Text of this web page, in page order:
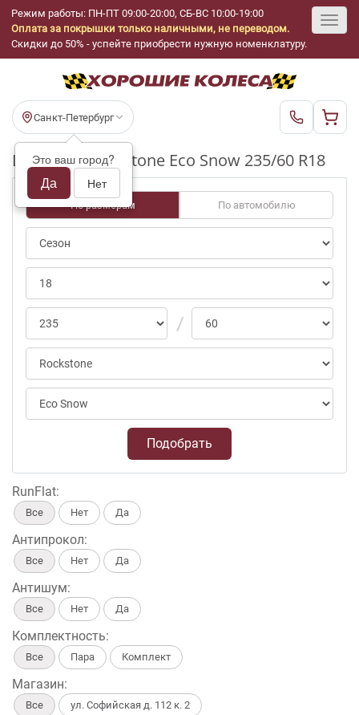
Режим работы: ПН-ПТ 09:00-20:00, СБ-ВС 10:00-19:00
Оплата за покрышки только наличными, не переводом.
Скидки до 50% - успейте приобрести нужную номенклатуру.
Санкт-Петербург
Это ваш город?
Да Нет
Шины бу Rockstone Eco Snow 235/60 R18
По размерам По автомобилю
Подобрать
RunFlat:
Все Нет Да
Антипрокол:
Все Нет Да
Антишум:
Все Нет Да
Комплектность:
Все Пара Комплект
Магазин:
Все ул. Софийская д. 112 к. 2